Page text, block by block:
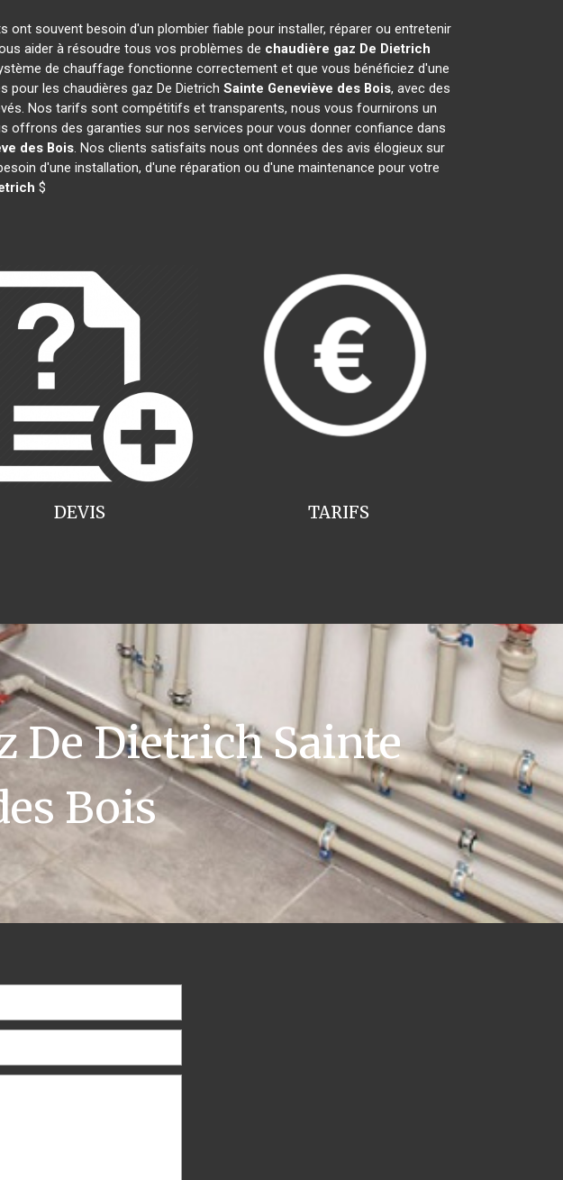
ont souvent besoin d'un plombier fiable pour installer, réparer ou entretenir
aider à résoudre tous vos problèmes de chaudière gaz De Dietrich
de chauffage fonctionne correctement et que vous bénéficiez d'une
les chaudières gaz De Dietrich Sainte Geneviève des Bois, avec des
Nos tarifs sont compétitifs et transparents, nous vous fournirons un
offrons des garanties sur nos services pour vous donner confiance dans
des Bois. Nos clients satisfaits nous ont données des avis élogieux sur
d'une installation, d'une réparation ou d'une maintenance pour votre
$
TARIFS
DEVIS
De Dietrich Sainte
Bois